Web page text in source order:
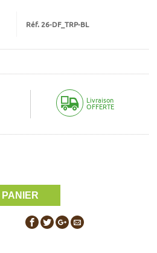
Réf. 26-DF_TRP-BL
Livraison
OFFERTE